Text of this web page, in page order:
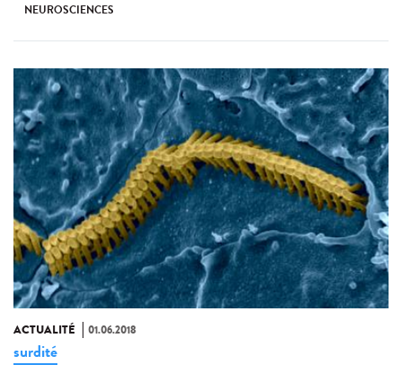
NEUROSCIENCES
ACTUALITÉ 01.06.2018
surdité